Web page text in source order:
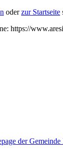
oderzur Startseite
https://